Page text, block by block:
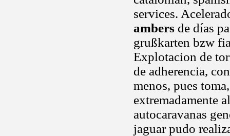
services.
ambers de días
grußkarten bzw
Explotacion de
de adherencia,
menos, pues
extremadamente
autocaravanas
jaguar pudo